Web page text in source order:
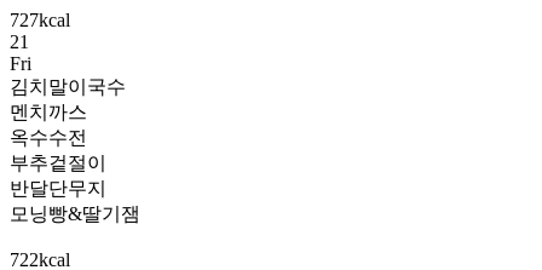
727kcal
21
Fri
김치말이국수
멘치까스
옥수수전
부추겉절이
반달단무지
모닝빵&딸기잼
722kcal